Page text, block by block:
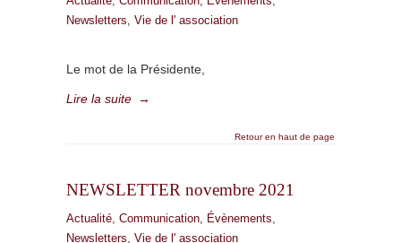
Newsletters, Vie de l' association
Le mot de la Présidente,
Lire la suite →
Retour en haut de page
NEWSLETTER novembre 2021
Actualité, Communication, Évènements,
Newsletters, Vie de l' association